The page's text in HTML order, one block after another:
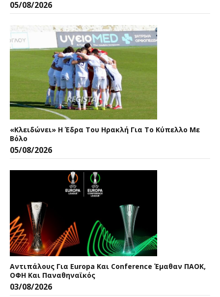
05/08/2026
«Κλειδώνει» Η Έδρα Του Ηρακλή Για Το Κύπελλο Με
Βόλο
05/08/2026
Αντιπάλους Για Europa Και Conference Έμαθαν ΠΑΟΚ,
ΟΦΗ Και Παναθηναϊκός
03/08/2026